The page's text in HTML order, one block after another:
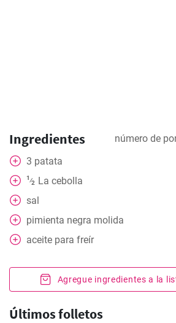
Ingredientes número de
3 patata
1⁄2
La cebolla
sal
pimienta negra molida
aceite para freír
Agregue ingredientes a la
Últimos folletos